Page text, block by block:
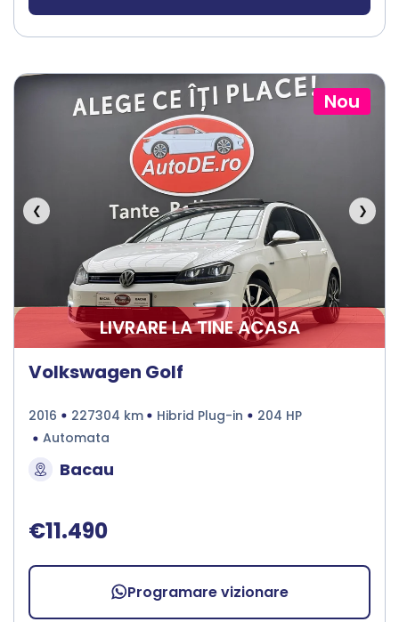
Nou
❮ ❯
LIVRARE LA TINE ACASA
Volkswagen Golf
2016 227304 km Hibrid Plug-in
204 HP
Automata
Bacau
€11.490
Programare vizionare